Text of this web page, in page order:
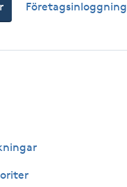
Företagsinloggning